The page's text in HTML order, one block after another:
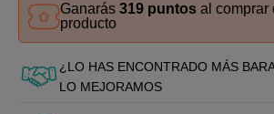
Ganarás 319 puntos al comprar
producto
¿LO HAS ENCONTRADO MÁS
LO MEJORAMOS